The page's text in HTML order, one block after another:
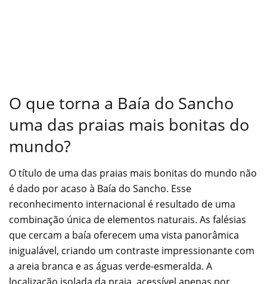
O que torna a Baía do Sancho
uma das praias mais bonitas do
mundo?
O título de uma das praias mais bonitas do mundo não
é dado por acaso à Baía do Sancho. Esse
reconhecimento internacional é resultado de uma
combinação única de elementos naturais. As falésias
que cercam a baía oferecem uma vista panorâmica
inigualável, criando um contraste impressionante com
a areia branca e as águas verde-esmeralda. A